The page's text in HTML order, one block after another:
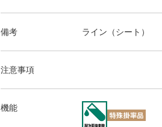
備考 ライン（シート）
注意事項
機能